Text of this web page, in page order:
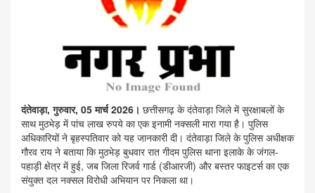
दंतेवाड़ा, गुरुवार, 05 मार्च 2026। छत्तीसगढ़ के दंतेवाड़ा जिले में सुरक्षाबलों के
साथ मुठभेड़ में पांच लाख रुपये का एक इनामी नक्सली मारा गया है। पुलिस
अधिकारियों ने बृहस्पतिवार को यह जानकारी दी। दंतेवाड़ा जिले के पुलिस अधीक्षक
गौरव राय ने बताया कि मुठभेड़ बुधवार रात गीदम पुलिस थाना इलाके के जंगल-
पहाड़ी क्षेत्र में हुई, जब जिला रिजर्व गार्ड (डीआरजी) और बस्तर फाइटर्स का एक
संयुक्त दल नक्सल विरोधी अभियान पर निकला था।